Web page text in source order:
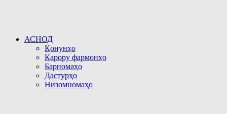
АСНОД
Қонунҳо
Қарору фармонҳо
Барномаҳо
Дастурҳо
Низомномаҳо